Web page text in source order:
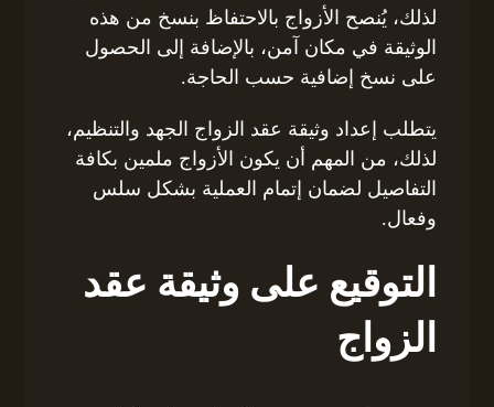
لذلك، يُنصح الأزواج بالاحتفاظ بنسخ من هذه
الوثيقة في مكان آمن، بالإضافة إلى الحصول
على نسخ إضافية حسب الحاجة.
يتطلب إعداد وثيقة عقد الزواج الجهد والتنظيم،
لذلك، من المهم أن يكون الأزواج ملمين بكافة
التفاصيل لضمان إتمام العملية بشكل سلس
وفعال.
التوقيع على وثيقة عقد
الزواج